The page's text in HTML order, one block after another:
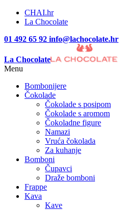
CHAI.hr
La Chocolate
01 492 65 92 info@lachocolate.hr
La Chocolate
Menu
Bombonijere
Čokolade
Čokolade s posipom
Čokolade s aromom
Čokoladne figure
Namazi
Vruća čokolada
Za kuhanje
Bomboni
Čupavci
Draže bomboni
Frappe
Kava
Kave